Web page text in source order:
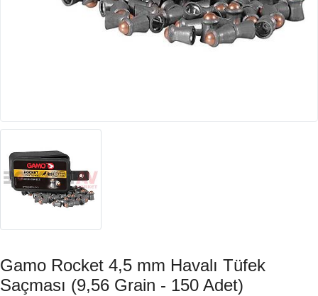
Gamo Rocket 4,5 mm Havalı Tüfek
Saçması (9,56 Grain - 150 Adet)